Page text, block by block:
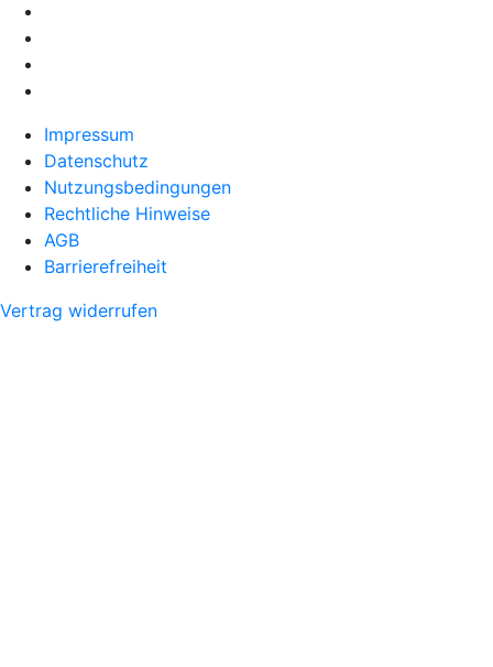
Impressum
Datenschutz
Nutzungsbedingungen
Rechtliche Hinweise
AGB
Barrierefreiheit
Vertrag widerrufen